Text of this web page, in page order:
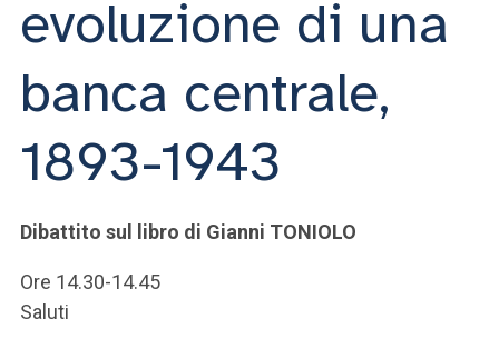
ACCEDI A CLOUDMAIL
evoluzione di una
banca centrale,
1893-1943
Dibattito sul libro di Gianni TONIOLO
Ore 14.30-14.45
Saluti